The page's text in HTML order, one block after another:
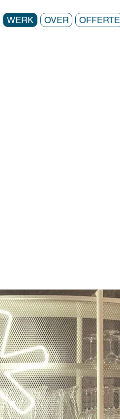
WERK OVER OFFERTE